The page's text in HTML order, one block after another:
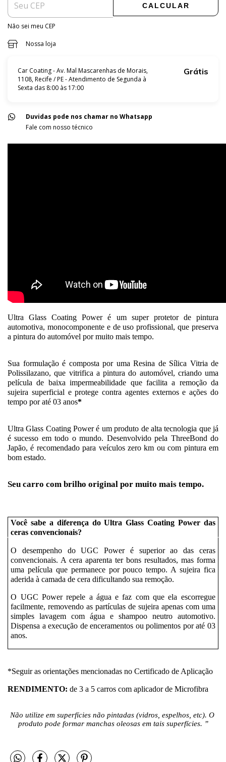
CALCULAR
Não sei meu CEP
Nossa loja
Car Coating - Av. Mal Mascarenhas de Morais,
1108, Recife / PE - Atendimento de Segunda à
Sexta das 8:00 às 17:00
Grátis
Duvidas pode nos chamar no Whatsapp
Fale com nosso técnico
Ultra Glass Coating Power é um super protetor de pintura
automotiva, monocomponente e de uso profissional, que preserva
a pintura do automóvel por muito mais tempo.
Sua formulação é composta por uma Resina de Sílica Vitria de
Polissilazano, que vitrifica a pintura do automóvel, criando uma
película de baixa impermeabilidade que facilita a remoção da
sujeira superficial e protege contra agentes externos e ações do
tempo por até 03 anos*
Ultra Glass Coating Power é um produto de alta tecnologia que já
é sucesso em todo o mundo. Desenvolvido pela ThreeBond do
Japão, é recomendado para veículos zero km ou com pintura em
bom estado.
Seu carro com brilho original por muito mais tempo.
Você sabe a diferença do Ultra Glass Coating Power das
ceras convencionais?
O desempenho do UGC Power é superior ao das ceras
convencionais. A cera aparenta ter bons resultados, mas forma
uma película que permanece por pouco tempo. A sujeira fica
aderida à camada de cera dificultando sua remoção.
O UGC Power repele a água e faz com que ela escorregue
facilmente, removendo as partículas de sujeira apenas com uma
simples lavagem com água e shampoo neutro automotivo.
Dispensa a execução de enceramentos ou polimentos por até 03
anos.
*Seguir as orientações mencionadas no Certificado de Aplicação
RENDIMENTO: de 3 a 5 carros com aplicador de Microfibra
Não utilize em superfícies não pintadas (vidros, espelhos, etc). O
produto pode formar manchas oleosas em tais superfícies. ”